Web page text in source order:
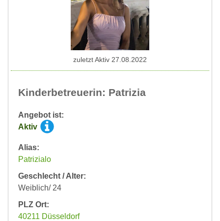
Kinderbetreuerin: Patrizia
Angebot ist:
Aktiv
Alias:
Patrizialo
Geschlecht / Alter:
Weiblich/ 24
PLZ Ort:
40211 Düsseldorf
zuletzt Aktiv 27.08.2022